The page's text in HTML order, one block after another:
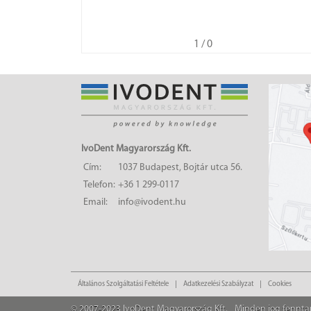
1 / 0
IvoDent Magyarország Kft.
Cím:
1037 Budapest, Bojtár utca 56.
Telefon: +36 1 299-0117
Email:
info@ivodent.hu
Általános Szolgáltatási Feltétele Adatkezelési Szabályzat Cookies